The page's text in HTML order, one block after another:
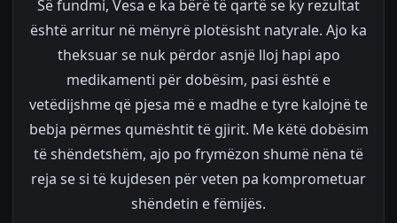
Së fundmi, Vesa e ka bërë të qartë se ky rezultat
është arritur në mënyrë plotësisht natyrale. Ajo ka
theksuar se nuk përdor asnjë lloj hapi apo
medikamenti për dobësim, pasi është e
vetëdijshme që pjesa më e madhe e tyre kalojnë te
bebja përmes qumështit të gjirit. Me këtë dobësim
të shëndetshëm, ajo po frymëzon shumë nëna të
reja se si të kujdesen për veten pa komprometuar
shëndetin e fëmijës.